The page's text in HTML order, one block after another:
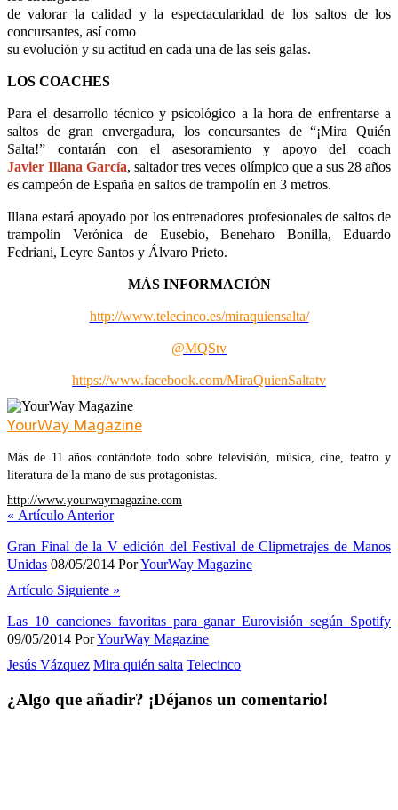
de valorar la calidad y la espectacularidad de los saltos de los
concursantes, así como
su evolución y su actitud en cada una de las seis galas.
LOS COACHES
Para el desarrollo técnico y psicológico a la hora de enfrentarse a
saltos de gran envergadura, los concursantes de “¡Mira Quién
Salta!” contarán con el asesoramiento y apoyo del coach
Javier Illana García, saltador tres veces olímpico que a sus 28 años
es campeón de España en saltos de trampolín en 3 metros.
Illana estará apoyado por los entrenadores profesionales de saltos de
trampolín Verónica de Eusebio, Beneharo Bonilla, Eduardo
Fedriani, Leyre Santos y Álvaro Prieto.
MÁS INFORMACIÓN
http://www.telecinco.es/miraquiensalta/
@MQStv
https://www.facebook.com/MiraQuienSaltatv
YourWay Magazine
Más de 11 años contándote todo sobre televisión, música, cine, teatro y
literatura de la mano de sus protagonistas.
http://www.yourwaymagazine.com
« Artículo Anterior
Gran Final de la V edición del Festival de Clipmetrajes de Manos
Unidas 08/05/2014 PorYourWay Magazine
Artículo Siguiente »
Las 10 canciones favoritas para ganar Eurovisión según Spotify
09/05/2014 PorYourWay Magazine
Jesús Vázquez Mira quién salta Telecinco
¿Algo que añadir? ¡Déjanos un comentario!